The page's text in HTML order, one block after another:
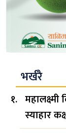
भर्खरै
स्याहार